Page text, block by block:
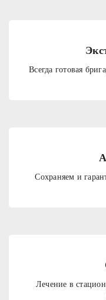
Всегда готовая
Сохраняем и
Лечение в